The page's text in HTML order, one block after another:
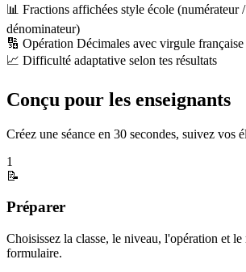
📊 Fractions affichées style école (numérateur
dénominateur)
🔢 Opération Décimales avec virgule française
📈 Difficulté adaptative selon tes résultats
Conçu pour les enseignants
Créez une séance en 30 secondes, suivez vos
1
📝
Préparer
Choisissez la classe, le niveau, l'opération et
formulaire.